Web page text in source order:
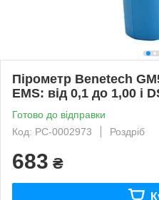
Пірометр Benetech
EMS: від 0,1 до 1,00 і
Готово до відправки
Код: РС-0002973
Роздріб
683 ₴